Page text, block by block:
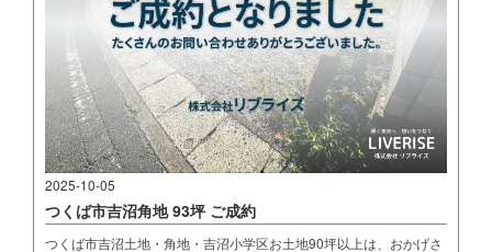
2025-10-05
つくば市吉沼角地 93坪 ご成約
つくば市吉沼土地・角地・吉沼小学区お土地90坪以上は、おかげさ